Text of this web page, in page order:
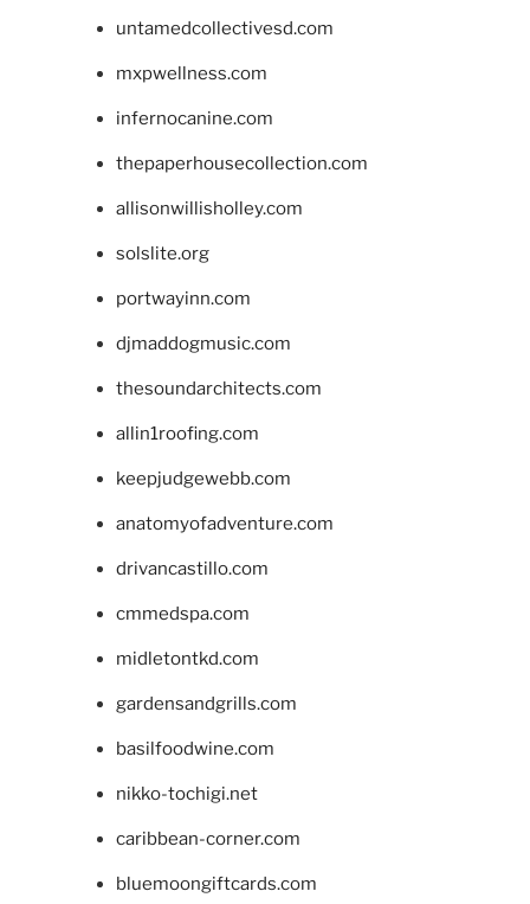
untamedcollectivesd.com
mxpwellness.com
infernocanine.com
thepaperhousecollection.com
allisonwillisholley.com
solslite.org
portwayinn.com
djmaddogmusic.com
thesoundarchitects.com
allin1roofing.com
keepjudgewebb.com
anatomyofadventure.com
drivancastillo.com
cmmedspa.com
midletontkd.com
gardensandgrills.com
basilfoodwine.com
nikko-tochigi.net
caribbean-corner.com
bluemoongiftcards.com